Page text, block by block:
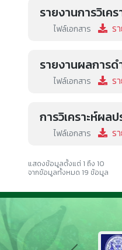
รายงานการวิเค
ไฟล์เอกสาร ร
รายงานผลการ
ไฟล์เอกสาร ร
การวิเคราะห์ผล
ไฟล์เอกสาร ร
แสดงข้อมูลตั้งแต่ 1 ถึง 10
จากข้อมูลทั้งหมด 19 ข้อมูล